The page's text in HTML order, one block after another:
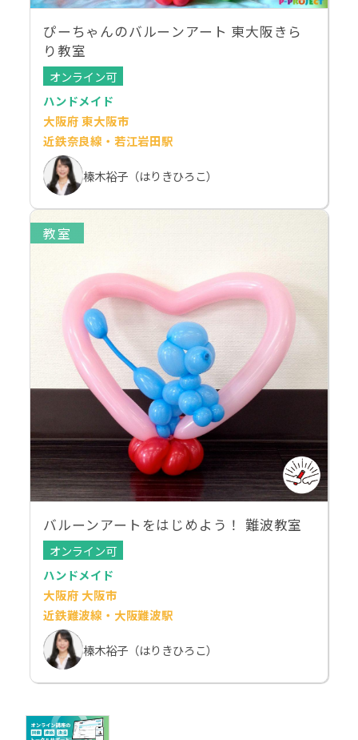
ぴーちゃんのバルーンアート 東大阪きら
り教室
オンライン可
ハンドメイド
大阪府 東大阪市
近鉄奈良線・若江岩田駅
榛木裕子（はりきひろこ）
教室
バルーンアートをはじめよう！ 難波教室
オンライン可
ハンドメイド
大阪府 大阪市
近鉄難波線・大阪難波駅
榛木裕子（はりきひろこ）